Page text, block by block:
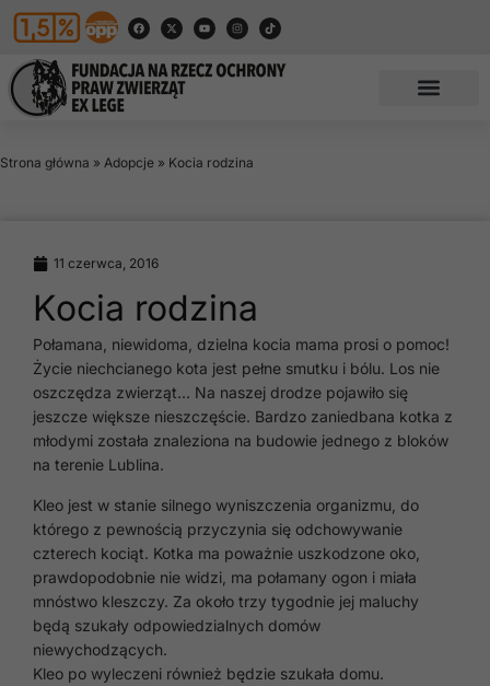
Strona główna » Adopcje » Kocia rodzina
11 czerwca, 2016
Kocia rodzina
Połamana, niewidoma, dzielna kocia mama prosi o pomoc!
Życie niechcianego kota jest pełne smutku i bólu. Los nie
oszczędza zwierząt… Na naszej drodze pojawiło się
jeszcze większe nieszczęście. Bardzo zaniedbana kotka z
młodymi została znaleziona na budowie jednego z bloków
na terenie Lublina.
Kleo jest w stanie silnego wyniszczenia organizmu, do
którego z pewnością przyczynia się odchowywanie
czterech kociąt. Kotka ma poważnie uszkodzone oko,
prawdopodobnie nie widzi, ma połamany ogon i miała
mnóstwo kleszczy. Za około trzy tygodnie jej maluchy
będą szukały odpowiedzialnych domów
niewychodzących.
Kleo po wyleczeni również będzie szukała domu.